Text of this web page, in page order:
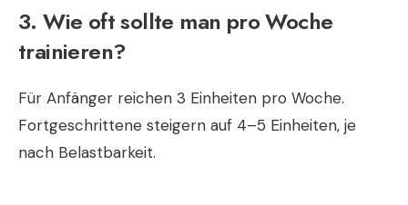
3. Wie oft sollte man pro Woche
trainieren?
Für Anfänger reichen 3 Einheiten pro Woche.
Fortgeschrittene steigern auf 4–5 Einheiten, je
nach Belastbarkeit.